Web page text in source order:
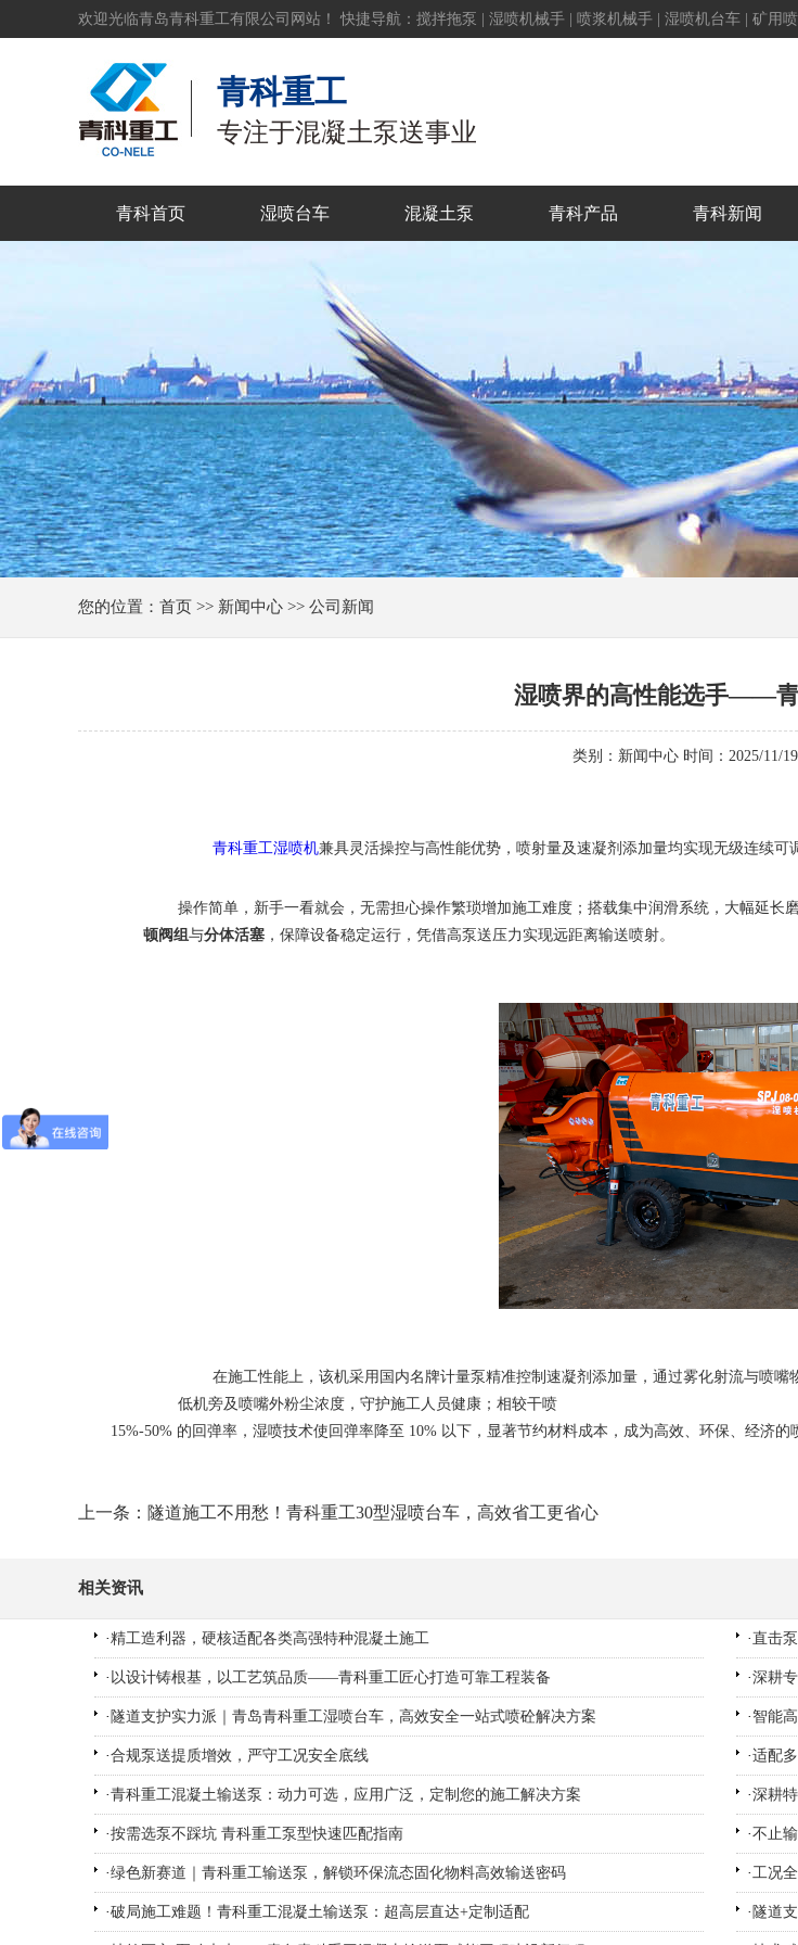
欢迎光临青岛青科重工有限公司网站！ 快捷导航： 搅拌拖泵 湿喷机械手 喷浆机械手 湿喷机台车 矿用
青科重工
专注于混凝土泵送事业
青科首页 湿喷台车 混凝土泵 青科产品 青科新闻
您的位置：首页 >> 新闻中心 >> 公司新闻
湿喷界的高性能选手——
类别：新闻中心 时间：2025/11/
青科重工湿喷机兼具灵活操控与高性能优势，喷射量及速凝剂添加量均实现无级连续可
操作简单，新手一看就会，无需担心操作繁琐增加施工难度；搭载集中润滑系统，大幅延
顿阀组与分体活塞 ，保障设备稳定运行，凭借高泵送压力实现远距离输送喷射。
在施工性能上，该机采用国内名牌计量泵精准控制速凝剂添加量，通过雾化射流与喷
低机旁及喷嘴外粉尘浓度，守护施工人员健康；相较干喷
15%-50% 的回弹率，湿喷技术使回弹率降至 10% 以下，显著节约材料成本，成为高效、环保、经济的
上一条：隧道施工不用愁！青科重工30型湿喷台车，高效省工更省心
相关资讯
·精工造利器，硬核适配各类高强特种混凝土施工 ·直击
· 以设计铸根基，以工艺筑品质——青科重工匠心打造可靠工程装备 ·深耕
· 隧道支护实力派｜青岛青科重工湿喷台车，高效安全一站式喷砼解决方案 · 智能
·合规泵送提质增效，严守工况安全底线 ·适配
·青科重工混凝土输送泵：动力可选，应用广泛，定制您的施工解决方案 ·深耕
·按需选泵不踩坑 青科重工泵型快速匹配指南 ·不止
·绿色新赛道｜青科重工输送泵，解锁环保流态固化物料高效输送密码 ·工况
·破局施工难题！青科重工混凝土输送泵：超高层直达+定制适配 · 隧道